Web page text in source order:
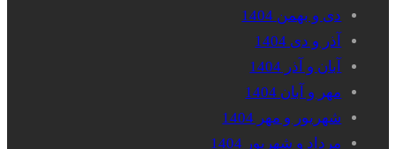
دی و بهمن 1404
آذر و دی 1404
آبان و آذر 1404
مهر و آبان 1404
شهریور و مهر 1404
مرداد و شهریور 1404